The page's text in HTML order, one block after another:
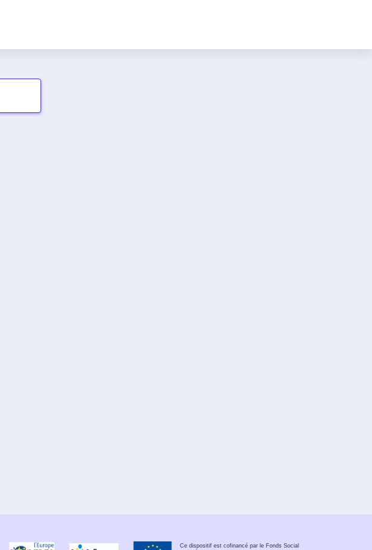
Ce dispositif est cofinancé par le Fonds Social